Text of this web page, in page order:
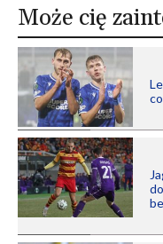
Może cię